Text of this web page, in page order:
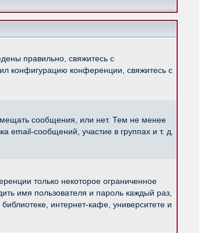
правильно, свяжитесь с
конфигурацию конференции, свяжитесь с
сообщения, или нет. Тем не менее
email-сообщений, участие в группах и т. д.
только некоторое ограниченное
имя пользователя и пароль каждый раз,
интернет-кафе, университете и